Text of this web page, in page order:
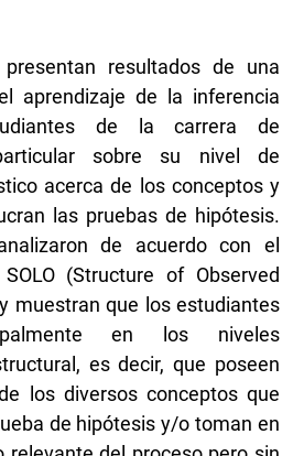
resultados de una
aprendizaje de la inferencia
de la carrera de
sobre su nivel de
acerca de los conceptos y
las pruebas de hipótesis.
de acuerdo con el
(Structure of Observed
muestran que los estudiantes
en los niveles
es decir, que poseen
los diversos conceptos que
de hipótesis y/o toman en